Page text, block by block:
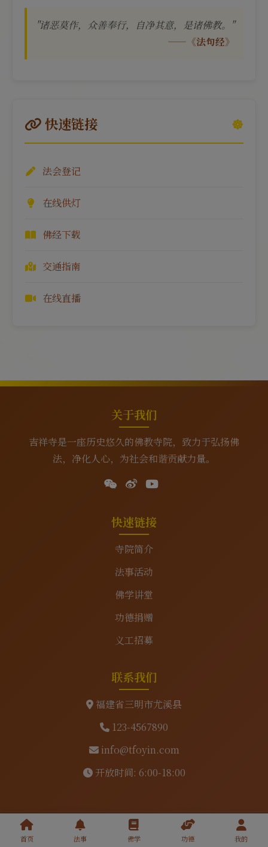
"诸恶莫作，众善奉行，自净其意，是诸佛教。"
——《法句经》
快速链接
法会登记
在线供灯
佛经下载
交通指南
在线直播
关于我们
吉祥寺是一座历史悠久的佛教寺院，致力于弘扬佛
法，净化人心，为社会和谐贡献力量。
快速链接
寺院简介
法事活动
佛学讲堂
功德捐赠
义工招募
联系我们
福建省三明市尤溪县
123-4567890
info@tfoyin.com
开放时间: 6:00-18:00
吉祥寺 © 2025 版权所有 | 备案号：ICP备12345678号
首页 法事 佛学 功德 我的